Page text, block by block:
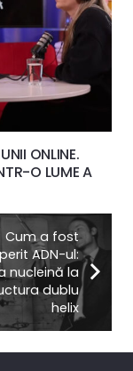
ONLINE.
O LUME A
Cum a fost
ADN-ul:
nucleină la
dublu
helix